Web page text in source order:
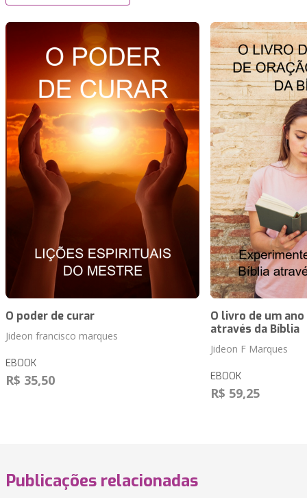
O poder de curar
Jideon francisco marques
EBOOK
R$ 35,50
O livro de um
através da Bíblia
Jideon F Marques
EBOOK
R$ 59,25
Publicações relacionadas